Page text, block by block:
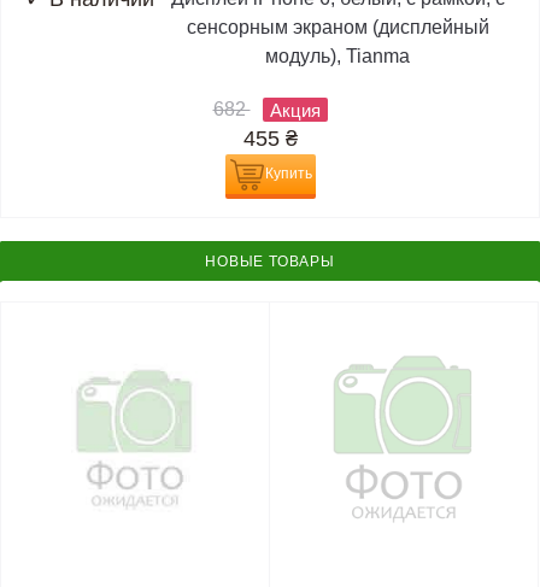
сенсорным экраном (дисплейный
модуль), Tianma
682 Акция
455 ₴
Купить
НОВЫЕ ТОВАРЫ